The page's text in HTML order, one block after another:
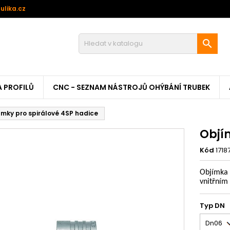

PROFILŮ CNC - SEZNAM NÁSTROJŮ OHÝBÁNÍ TRUBEK
pro spirálové 4SP hadice
Kód
Objímka
vnitřním
Typ DN